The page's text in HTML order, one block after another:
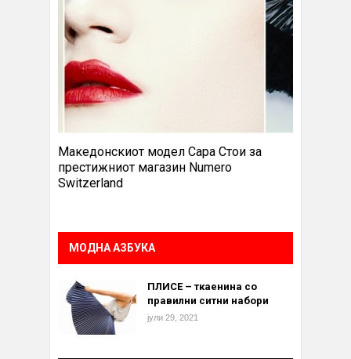
Македонскиот модел Сара Стои за
престижниот магазин Numero
Switzerland
МОДНА АЗБУКА
ПЛИСЕ – ткаенина со
правилни ситни набори
јули 29, 2021